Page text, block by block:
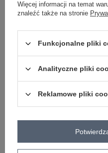
COTTON COMFORT
Delaware RUE PARIS
Zaloguj się i zobacz cenę
Więcej informacji na temat
znaleźć także na stronie
Funkcjonalne pliki
Analityczne pliki
Reklamowe pliki